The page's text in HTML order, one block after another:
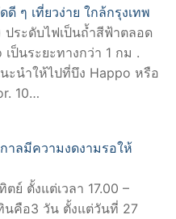
ๆ เที่ยวง่าย ใกล้กรุงเทพ
ประดับไฟเป็นถ้ำสีฟ้าตลอด
ป็นระยะทางกว่า 1 กม .
ะนำให้ไปที่บึง Happo หรือ
10…
าลมีความงดงามรอให้
ย์ ตั้งแต่เวลา 17.00 –
นคือ3 วัน ตั้งแต่วันที่ 27